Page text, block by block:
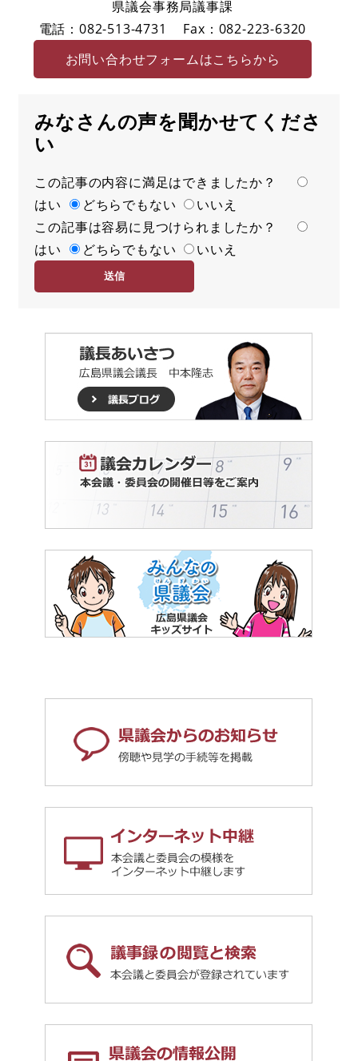
県議会事務局議事課
電話：082-513-4731
Fax：082-223-6320
お問い合わせフォームはこちらから
みなさんの声を聞かせてくださ
い
満
足
度
この記事の内容に満足はできましたか？
はい
どちらでもない
いいえ
容
易
この記事は容易に見つけられましたか？
はい
どちらでもない いいえ